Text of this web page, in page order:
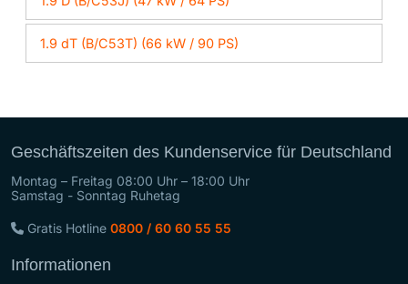
1.9 dT (B/C53T) (66 kW / 90 PS)
Geschäftszeiten des Kundenservice für Deutschland
Montag – Freitag 08:00 Uhr – 18:00 Uhr
Samstag - Sonntag Ruhetag
Gratis Hotline 0800 / 60 60 55 55
Informationen